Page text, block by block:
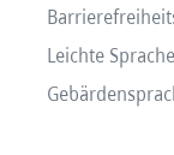
Leichte Sprache